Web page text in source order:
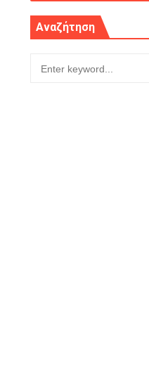
Αναζήτηση